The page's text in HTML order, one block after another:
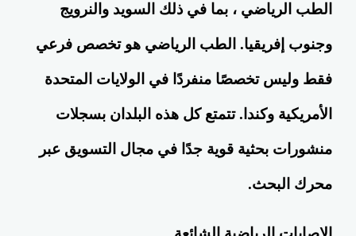
الطب الرياضي ، بما في ذلك السويد والنرويج
وجنوب إفريقيا. الطب الرياضي هو تخصص فرعي
فقط وليس تخصصًا منفردًا في الولايات المتحدة
الأمريكية وكندا. تتمتع كل هذه البلدان بسجلات
منشورات بحثية قوية جدًا في مجال التسويق عبر
محرك البحث.